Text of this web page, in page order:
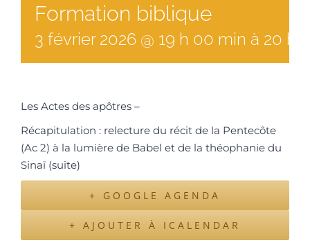
Formation biblique
3 février 2026 @ 19 h 00 min à 20 h
Les Actes des apôtres –
Récapitulation : relecture du récit de la Pentecôte
(Ac 2) à la lumière de Babel et de la théophanie du
Sinaï (suite)
+ GOOGLE AGENDA
+ AJOUTER À ICALENDAR